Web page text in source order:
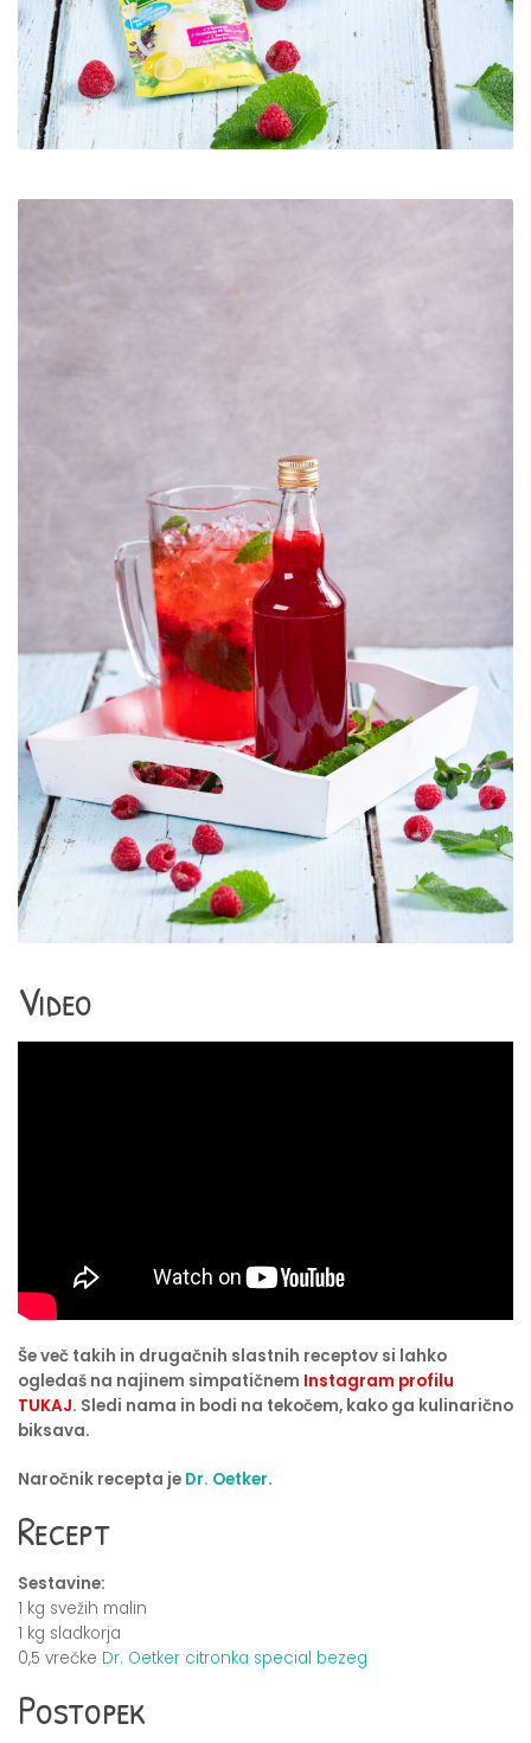
Video
Še več takih in drugačnih slastnih receptov si lahko
ogledaš na najinem simpatičnem Instagram profilu
TUKAJ. Sledi nama in bodi na tekočem, kako ga kulinarično
biksava.
Naročnik recepta je Dr. Oetker.
Recept
Sestavine:
1 kg svežih malin
1 kg sladkorja
0,5 vrečke Dr. Oetker citronka special bezeg
Postopek